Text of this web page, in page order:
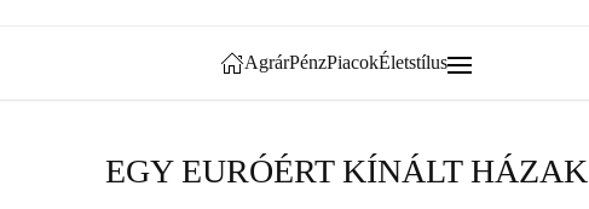
AgrárPénzPiacokÉletstílus
EGY EURÓÉRT KÍNÁLT HÁZAK